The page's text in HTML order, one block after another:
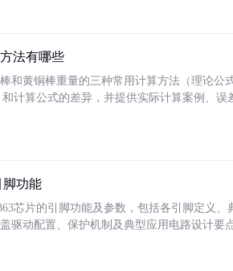
法有哪些
和黄铜棒重量的三种常用计算方法（理论公
和计算公式的差异，并提供实际计算案例、
脚功能
芯片的引脚功能及参数，包括各引脚定义
驱动配置、保护机制及典型应用电路设计要